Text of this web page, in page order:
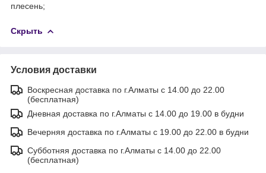
плесень;
Скрыть
Условия доставки
Воскресная доставка по г.Алматы с 14.00 до 22.00
(бесплатная)
Дневная доставка по г.Алматы с 14.00 до 19.00 в будни
Вечерняя доставка по г.Алматы с 19.00 до 22.00 в будни
Субботняя доставка по г.Алматы с 14.00 до 22.00
(бесплатная)